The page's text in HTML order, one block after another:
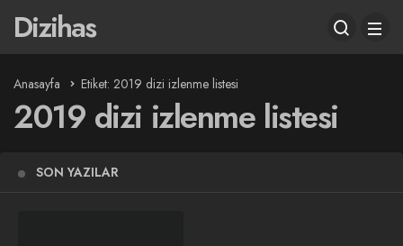
Dizihas
Anasayfa Etiket: 2019 dizi izlenme listesi
2019 dizi izlenme listesi
SON YAZILAR